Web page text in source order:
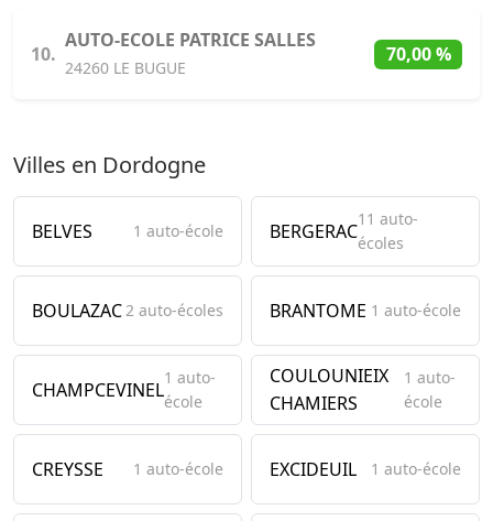
10.
AUTO-ECOLE PATRICE SALLES
24260 LE BUGUE
70,00 %
Villes en Dordogne
BELVES 1 auto-école BERGERAC11 auto-
écoles
BOULAZAC2 auto-écoles BRANTOME 1 auto-école
CHAMPCEVINEL1 auto-
école
COULOUNIEIX
CHAMIERS
1 auto-
école
CREYSSE 1 auto-école EXCIDEUIL 1 auto-école